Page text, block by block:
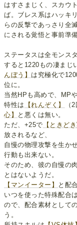
はすさまじく、スカウ
ば。ブレス系はハッキ
らの反撃であっさり全
にされる覚悟と事前準
ステータスは全モンス
すると1220もの凄まじ
んぼう】 は究極化で
位に。
当然HPも高めで、MP
特性は
【れんぞく】 （
心】
と悪くは無い。
ただ、+25で 【ときど
放されるなど、
自慢の物理攻撃を生か
行動も出来ない。
そのため、彼の自慢の
とはないようだ。
【マンイーター】
と配
いつを使った特殊配合
ので、配合素材として
う。